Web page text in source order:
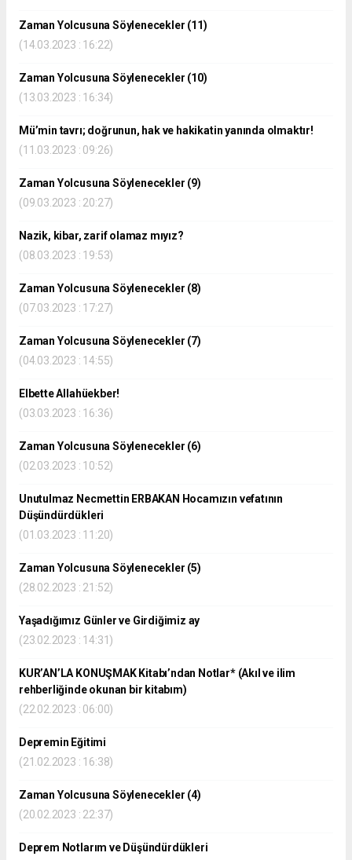
Zaman Yolcusuna Söylenecekler (11)
(14.03.2023 : 16:22)
Zaman Yolcusuna Söylenecekler (10)
(13.03.2023 : 16:34)
Mü’min tavrı; doğrunun, hak ve hakikatin yanında olmaktır!
(11.03.2023 : 09:26)
Zaman Yolcusuna Söylenecekler (9)
(09.03.2023 : 20:27)
Nazik, kibar, zarif olamaz mıyız?
(08.03.2023 : 19:53)
Zaman Yolcusuna Söylenecekler (8)
(07.03.2023 : 17:27)
Zaman Yolcusuna Söylenecekler (7)
(04.03.2023 : 14:55)
Elbette Allahüekber!
(03.03.2023 : 16:36)
Zaman Yolcusuna Söylenecekler (6)
(02.03.2023 : 10:52)
Unutulmaz Necmettin ERBAKAN Hocamızın vefatının
Düşündürdükleri
(01.03.2023 : 11:20)
Zaman Yolcusuna Söylenecekler (5)
(28.02.2023 : 21:52)
Yaşadığımız Günler ve Girdiğimiz ay
(23.02.2023 : 14:31)
KUR’AN’LA KONUŞMAK Kitabı’ndan Notlar* (Akıl ve ilim
rehberliğinde okunan bir kitabım)
(22.02.2023 : 06:00)
Depremin Eğitimi
(21.02.2023 : 16:38)
Zaman Yolcusuna Söylenecekler (4)
(20.02.2023 : 22:37)
Deprem Notlarım ve Düşündürdükleri